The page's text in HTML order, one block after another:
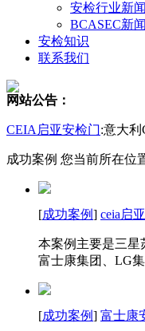
安检行业新闻
BCASEC新闻
安检知识
联系我们
网站公告：
CEIA启亚安检门:意大
成功案例 您当前所在位
[成功案例] ceia启
本案例主要是三星
富士康集团、LG
[成功案例] 富士康